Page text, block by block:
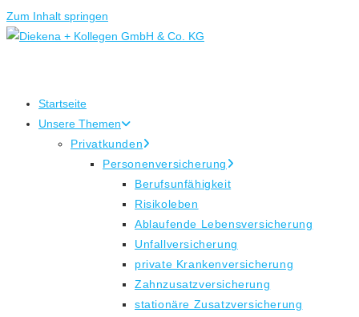
Zum Inhalt springen
Startseite
Unsere Themen
Privatkunden
Personenversicherung
Berufsunfähigkeit
Risikoleben
Ablaufende Lebensversicherung
Unfallversicherung
private Krankenversicherung
Zahnzusatzversicherung
stationäre Zusatzversicherung